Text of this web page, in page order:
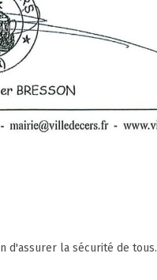
d'assurer la sécurité de tous.